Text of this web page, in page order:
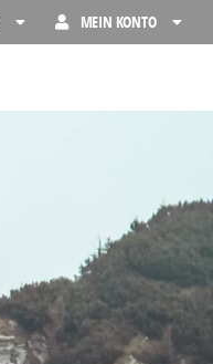
MEIN KONTO